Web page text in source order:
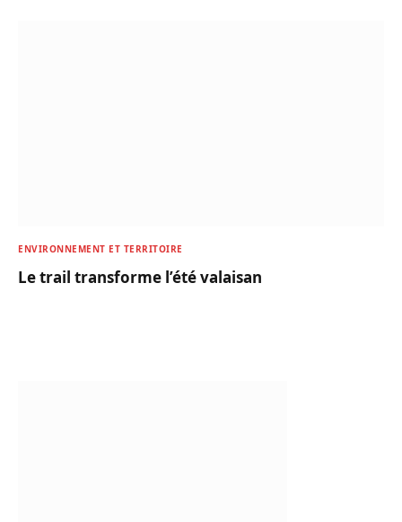
ENVIRONNEMENT ET TERRITOIRE
Le trail transforme l’été valaisan